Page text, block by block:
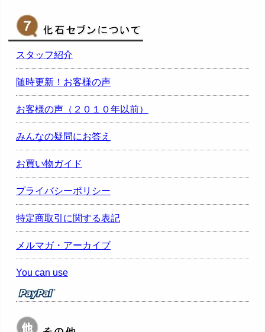
スタッフ紹介
随時更新！お客様の声
お客様の声（２０１０年以前）
みんなの疑問にお答え
お買い物ガイド
プライバシーポリシー
特定商取引に関する表記
メルマガ・アーカイブ
You can use